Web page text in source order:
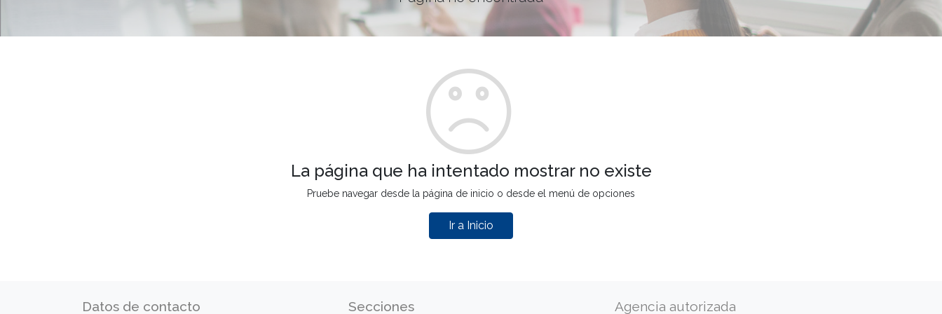
La página que ha intentado mostrar no existe
Pruebe navegar desde la página de inicio o desde el menú de opciones
Ir a Inicio
Datos de contacto Secciones Agencia autorizada